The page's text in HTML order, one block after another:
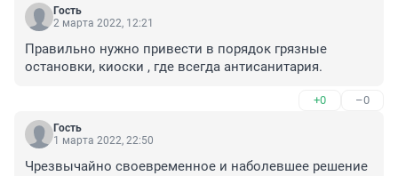
Гость
2 марта 2022, 12:21
Правильно нужно привести в порядок грязные
остановки, киоски , где всегда антисанитария.
+0 –0
Гость
1 марта 2022, 22:50
Чрезвычайно своевременное и наболевшее решение